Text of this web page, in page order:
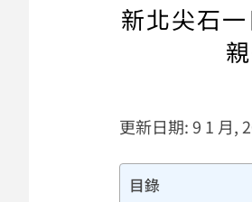
新北尖石
更新日期: 9 1 月,
目錄